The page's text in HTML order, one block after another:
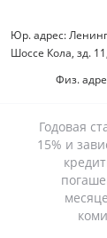
Юр. адрес:
Шоссе Кола, зд.
Физ.
Годовая
15% и